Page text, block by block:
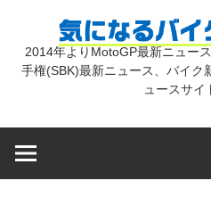
2014年よりMotoGP最新ニュー
手権(SBK)最新ニュース、バイク
ュースサイ